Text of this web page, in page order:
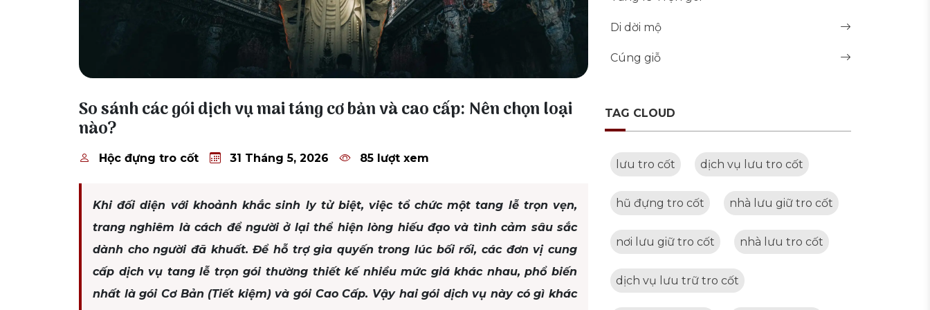
So sánh các gói dịch vụ mai táng cơ bản và cao cấp: Nên chọn loại
nào?
Hộc đựng tro cốt 31 Tháng 5, 2026 85 lượt xem
Khi đối diện với khoảnh khắc sinh ly tử biệt, việc tổ chức một tang lễ trọn vẹn,
trang nghiêm là cách để người ở lại thể hiện lòng hiếu đạo và tình cảm sâu sắc
dành cho người đã khuất. Để hỗ trợ gia quyến trong lúc bối rối, các đơn vị cung
cấp dịch vụ tang lễ trọn gói thường thiết kế nhiều mức giá khác nhau, phổ biến
nhất là gói Cơ Bản (Tiết kiệm) và gói Cao Cấp. Vậy hai gói dịch vụ này có gì khác
Di dời mộ
Cúng giỗ
TAG CLOUD
lưu tro cốt dịch vụ lưu tro cốt
hũ đựng tro cốt nhà lưu giữ tro cốt
nơi lưu giữ tro cốt nhà lưu tro cốt
dịch vụ lưu trữ tro cốt